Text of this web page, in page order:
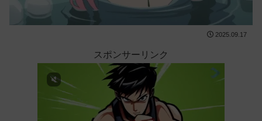
2025.09.17
スポンサーリンク